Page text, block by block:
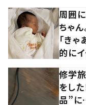
周囲
ちゃ
「きゃ
的にイ
修学
をし
品”に